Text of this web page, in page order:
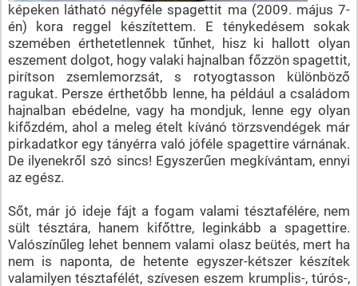
képeken látható négyféle spagettit ma (2009. május 7-
én) kora reggel készítettem. E ténykedésem sokak
szemében érthetetlennek tűnhet, hisz ki hallott olyan
eszement dolgot, hogy valaki hajnalban főzzön spagettit,
pirítson zsemlemorzsát, s rotyogtasson különböző
ragukat. Persze érthetőbb lenne, ha például a családom
hajnalban ebédelne, vagy ha mondjuk, lenne egy olyan
kifőzdém, ahol a meleg ételt kívánó törzsvendégek már
pirkadatkor egy tányérra való jóféle spagettire várnának.
De ilyenekről szó sincs! Egyszerűen megkívántam, ennyi
az egész.
Sőt, már jó ideje fájt a fogam valami tésztafélére, nem
sült tésztára, hanem kifőttre, leginkább a spagettire.
Valószínűleg lehet bennem valami olasz beütés, mert ha
nem is naponta, de hetente egyszer-kétszer készítek
valamilyen tésztafélét, szívesen eszem krumplis-, túrós-,